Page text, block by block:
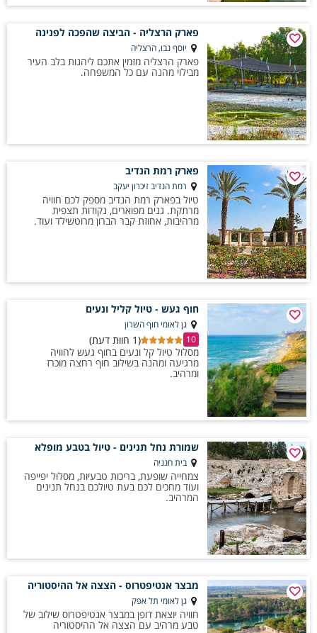
פארק הרצליה - הביצה שהפכה לפנינה
יוסף נבו, הרצליה
פארק הרצליה מזמין אתכם ליהנות בלב העיר
מבילוי מהנה עם כל המשפחה.
פארק רמת הנדיב
רמת הנדיב זיכרון יעקב
טיול בפארק רמת הנדיב מספק לכם חוויה
מרתקת. גנים מפוארים, נקודות תצפית
מרהיבות, אחוזת קבר הברון מרוטשילד ועוד.
חוף געש - טיול קליל ונעים
גן לאומי חוף השרון
10
(1 חוות דעת)
מסלול טיול קל ונעים בחוף געש לחוויה
מרגיעה ומהנה בשילוב חוף רחצה מוכרז
ומרהיב.
שמורת נחל תנינים - טיול בטבע מופלא
בית חנניה
צמחייה שופעת, בריכות טבעיות, מסלול יפייפה
ועוד מחכים לכם בעת טיולכם בנחל תנינים
המרהיב.
מבצר אנטיפטרוס - הצצה אל ההיסטוריה
גן לאומי תל אפק
חוויה יוצאת דופן במבצר אנטיפטרוס שילוב של
טבע מרהיב עם הצצה אל ההיסטוריה